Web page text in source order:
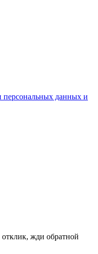
персональных данных и
отклик, жди обратной